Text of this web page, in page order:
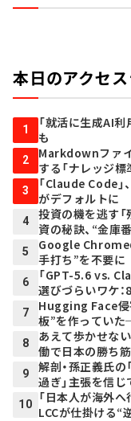
本日のアクセ
1
「就活に生成AI
も
2
Markdownファ
する「ナレッジ標
3
「Claude Code
がデフォルトに
4
投資の機を逃す「
資の秘訣、“金庫
5
Google Chrome
手打ち”を不要に
6
「GPT-5.6 vs.
選びづらいワケ
7
Hugging Face侵
板”を作ってい
8
あえて歩かせない
働で日本の勝ち
9
解剖・孫正義氏
過ぎ」主張を信
10
「日本人が海外
LCCが仕掛ける“